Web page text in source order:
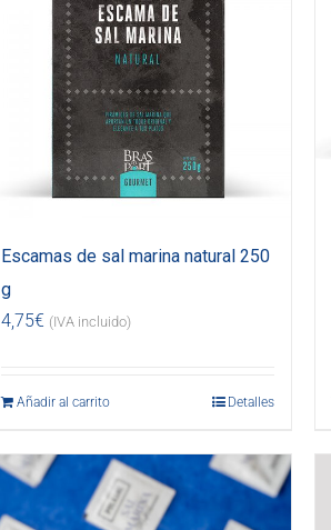
Escamas de sal marina natural 250
g
4,75€ (IVA incluido)
Añadir al carrito Detalles